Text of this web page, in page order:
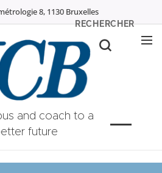
8, 1130 Bruxelles
and coach to a
future
RECHERCHER